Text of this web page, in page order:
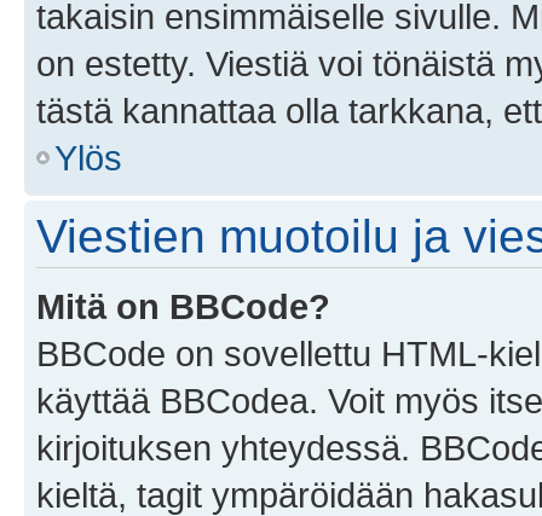
takaisin ensimmäiselle sivulle.
on estetty. Viestiä voi tönäistä
tästä kannattaa olla tarkkana,
Ylös
Viestien muotoilu ja
Mitä on BBCode?
BBCode on sovellettu HTML-
käyttää BBCodea. Voit myös
kirjoituksen yhteydessä.
kieltä, tagit ympäröidään